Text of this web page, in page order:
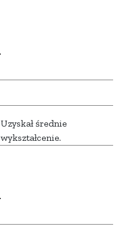
Uzyskał średnie
wykształcenie.